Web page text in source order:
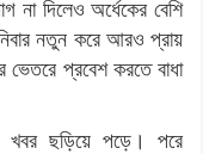
দিলেও অর্ধেকের বেশি
নতুন করে আরও প্রায়
ভেতরে প্রবেশ করতে বাধা
খবর ছড়িয়ে পড়ে। পরে